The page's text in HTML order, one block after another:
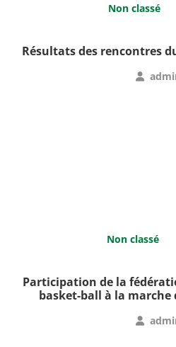
Non classé
Résultats des rencontres
Non classé
Participation de la
basket-ball à la marche